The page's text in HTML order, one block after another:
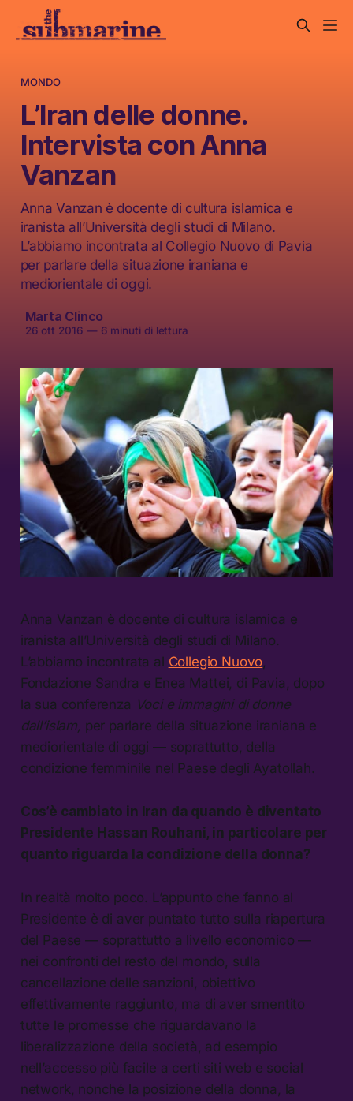
MONDO
L’Iran delle donne.
Intervista con Anna
Vanzan
Anna Vanzan è docente di cultura islamica e
iranista all’Università degli studi di Milano.
L’abbiamo incontrata al Collegio Nuovo di Pavia
per parlare della situazione iraniana e
mediorientale di oggi.
Marta Clinco
26 ott 2016 —6 minuti di lettura
Anna Vanzan è docente di cultura islamica e
iranista all’Università degli studi di Milano.
L’abbiamo incontrata al Collegio Nuovo
Fondazione Sandra e Enea Mattei, di Pavia, dopo
la sua conferenza Voci e immagini di donne
dall’islam, per parlare della situazione iraniana e
mediorientale di oggi — soprattutto, della
condizione femminile nel Paese degli Ayatollah.
Cos’è cambiato in Iran da quando è diventato
Presidente Hassan Rouhani, in particolare per
quanto riguarda la condizione della donna?
In realtà molto poco. L’appunto che fanno al
Presidente è di aver puntato tutto sulla riapertura
del Paese — soprattutto a livello economico —
nei confronti del resto del mondo, sulla
cancellazione delle sanzioni, obiettivo
effettivamente raggiunto, ma di aver smentito
tutte le promesse che riguardavano la
liberalizzazione della società, ad esempio
nell’accesso più facile a certi siti web e social
network, nonché la posizione della donna, la